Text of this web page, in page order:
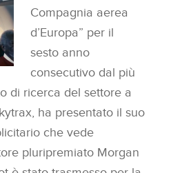
Compagnia aerea
d’Europa” per il
sesto anno
consecutivo dal più
di ricerca del settore a
ha presentato il suo
che vede
pluripremiato Morgan